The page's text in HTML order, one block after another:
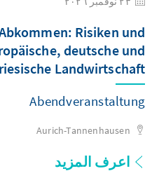
Risiken und
deutsche und
Landwirtschaft
Abendveranstaltung
Aurich-Tannenhausen
اعرف المزيد